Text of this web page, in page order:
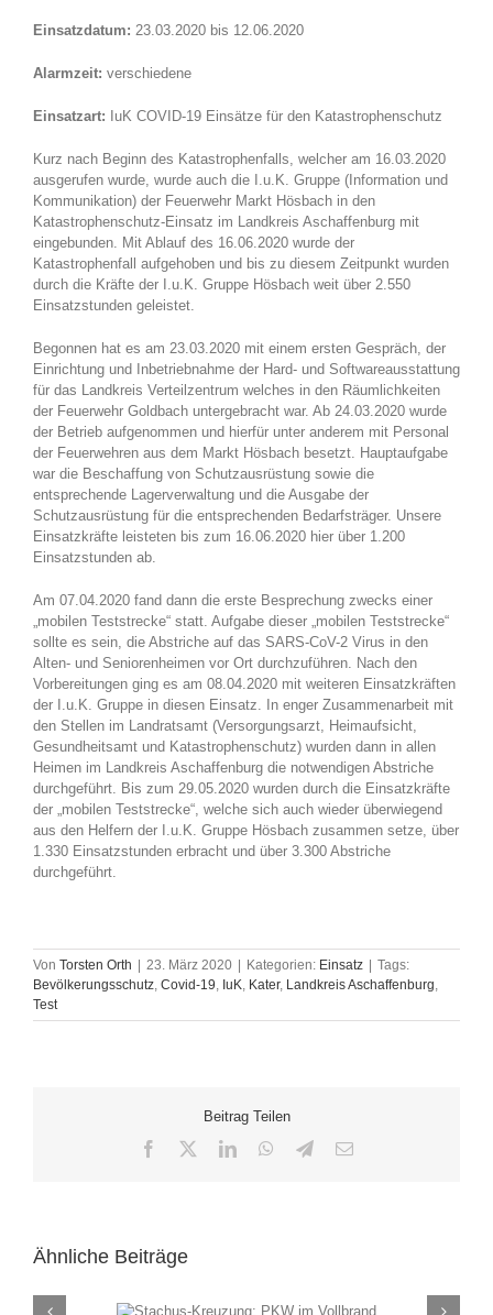
Einsatzdatum: 23.03.2020 bis 12.06.2020
Alarmzeit: verschiedene
Einsatzart: IuK COVID-19 Einsätze für den Katastrophenschutz
Kurz nach Beginn des Katastrophenfalls, welcher am 16.03.2020
ausgerufen wurde, wurde auch die I.u.K. Gruppe (Information und
Kommunikation) der Feuerwehr Markt Hösbach in den
Katastrophenschutz-Einsatz im Landkreis Aschaffenburg mit
eingebunden. Mit Ablauf des 16.06.2020 wurde der
Katastrophenfall aufgehoben und bis zu diesem Zeitpunkt wurden
durch die Kräfte der I.u.K. Gruppe Hösbach weit über 2.550
Einsatzstunden geleistet.
Begonnen hat es am 23.03.2020 mit einem ersten Gespräch, der
Einrichtung und Inbetriebnahme der Hard- und Softwareausstattung
für das Landkreis Verteilzentrum welches in den Räumlichkeiten
der Feuerwehr Goldbach untergebracht war. Ab 24.03.2020 wurde
der Betrieb aufgenommen und hierfür unter anderem mit Personal
der Feuerwehren aus dem Markt Hösbach besetzt. Hauptaufgabe
war die Beschaffung von Schutzausrüstung sowie die
entsprechende Lagerverwaltung und die Ausgabe der
Schutzausrüstung für die entsprechenden Bedarfsträger. Unsere
Einsatzkräfte leisteten bis zum 16.06.2020 hier über 1.200
Einsatzstunden ab.
Am 07.04.2020 fand dann die erste Besprechung zwecks einer
„mobilen Teststrecke“ statt. Aufgabe dieser „mobilen Teststrecke“
sollte es sein, die Abstriche auf das SARS-CoV-2 Virus in den
Alten- und Seniorenheimen vor Ort durchzuführen. Nach den
Vorbereitungen ging es am 08.04.2020 mit weiteren Einsatzkräften
der I.u.K. Gruppe in diesen Einsatz. In enger Zusammenarbeit mit
den Stellen im Landratsamt (Versorgungsarzt, Heimaufsicht,
Gesundheitsamt und Katastrophenschutz) wurden dann in allen
Heimen im Landkreis Aschaffenburg die notwendigen Abstriche
durchgeführt. Bis zum 29.05.2020 wurden durch die Einsatzkräfte
der „mobilen Teststrecke“, welche sich auch wieder überwiegend
aus den Helfern der I.u.K. Gruppe Hösbach zusammen setze, über
1.330 Einsatzstunden erbracht und über 3.300 Abstriche
durchgeführt.
Von Torsten Orth | 23. März 2020 | Kategorien: Einsatz | Tags:
Bevölkerungsschutz, Covid-19, IuK, Kater, Landkreis Aschaffenburg,
Test
Beitrag Teilen
Facebook LinkedInWhatsApp
Telegram
E-
Ähnliche Beiträge